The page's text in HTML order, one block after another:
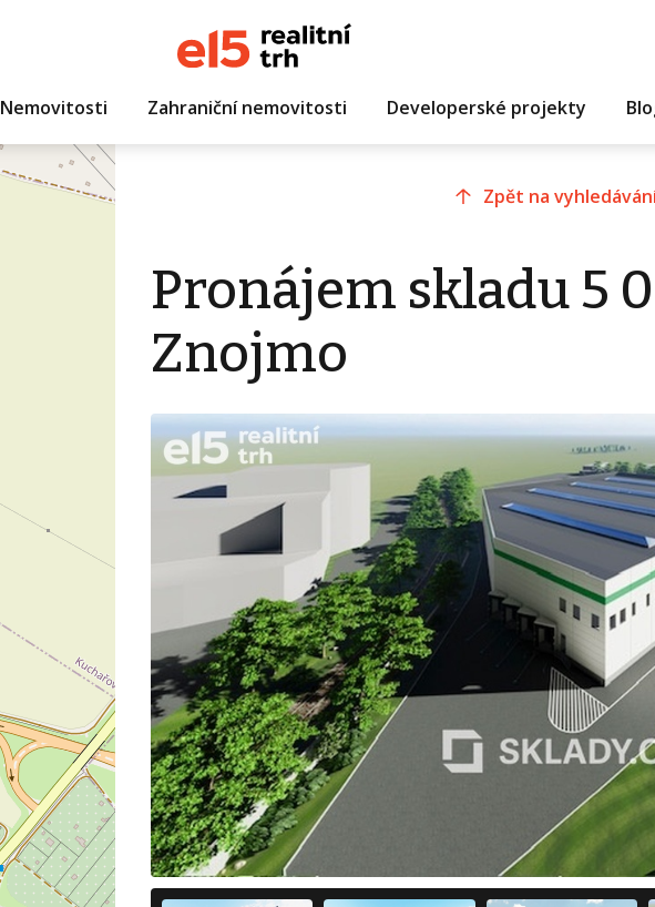
Nemovitosti Zahraniční nemovitosti Developerské projekty
Zpět na
Pronájem skladu 5
Znojmo